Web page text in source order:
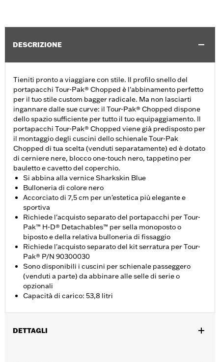
DESCRIZIONE
Tieniti pronto a viaggiare con stile. Il profilo snello del
portapacchi Tour-Pak® Chopped è l'abbinamento perfetto
per il tuo stile custom bagger radicale. Ma non lasciarti
ingannare dalle sue curve: il Tour-Pak® Chopped dispone
dello spazio sufficiente per tutto il tuo equipaggiamento. Il
portapacchi Tour-Pak® Chopped viene già predisposto per
il montaggio degli cuscini dello schienale Tour-Pak
Chopped di tua scelta (venduti separatamente) ed è dotato
di cerniere nere, blocco one-touch nero, tappetino per
bauletto e cavetto del coperchio.
Si abbina alla vernice Sharkskin Blue
Bulloneria di colore nero
Accorciato di 7,5 cm per un'estetica più elegante e
sportiva
Richiede l'acquisto separato del portapacchi per Tour-
Pak™ H-D® Detachables™ per sella monoposto o
biposto e della relativa bulloneria di fissaggio
Richiede l'acquisto separato del kit serratura per Tour-
Pak® P/N 90300030
Sono disponibili i cuscini per schienale passeggero
(venduti a parte) da abbinare alle selle di serie o
opzionali
Capacità di carico: 53,8 litri
DETTAGLI